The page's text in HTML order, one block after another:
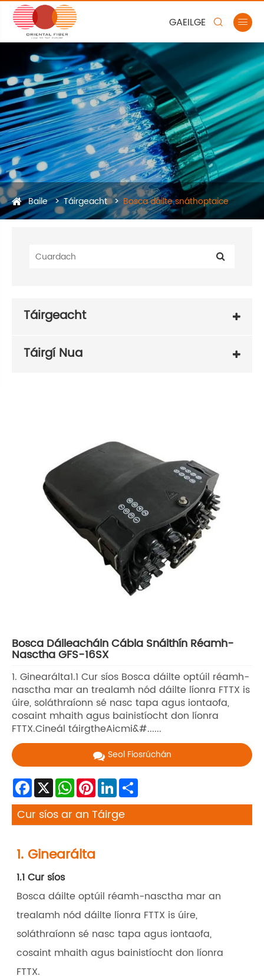
GAEILGE  
Baile Táirgeacht Bosca dáilte snáthoptaice
Táirgeacht
Táirgí Nua
Bosca Dáileacháin Cábla Snáithín Réamh-
Nasctha GFS-16SX
1. Ginearálta1.1 Cur síos Bosca dáilte optúil réamh-
nasctha mar an trealamh nód dáilte líonra FTTX is
úire, soláthraíonn sé nasc tapa agus iontaofa,
cosaint mhaith agus bainistíocht don líonra
FTTX.Cineál táirgtheAicmi&#......
Seol Fiosrúchán
Facebook
X WhatsApp
Pinterest
LinkedIn
Cur síos ar an Táirge
1. Ginearálta
1.1 Cur síos
Bosca dáilte optúil réamh-nasctha mar an
trealamh nód dáilte líonra FTTX is úire,
soláthraíonn sé nasc tapa agus iontaofa,
cosaint mhaith agus bainistíocht don líonra
FTTX.